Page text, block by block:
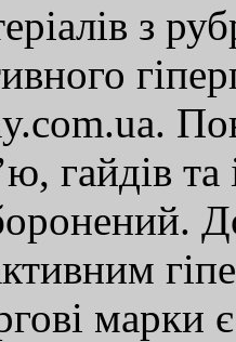
з
гайдів
марки